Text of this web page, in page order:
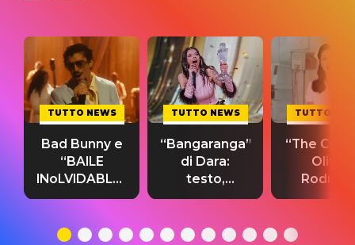
TUTTO NEWS
Bad Bunny e
“BAILE
INoLVIDABLE”:
testo,
significato
TUTTO NEWS
“Bangaranga”
di Dara:
testo,
traduzione e
del singolo
TUTTO
“The
Olivia
testo,